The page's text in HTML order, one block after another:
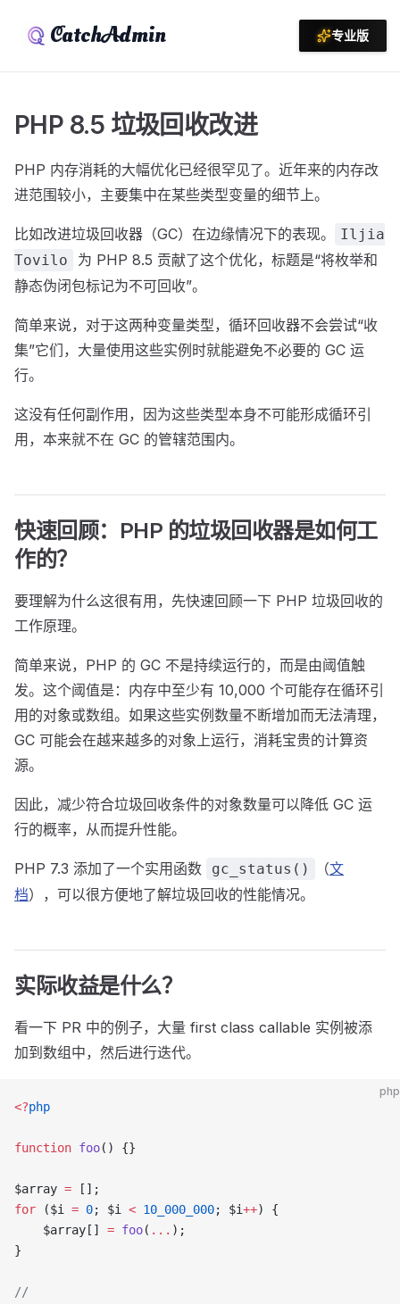
CatchAdmin 专业版
PHP 8.5 垃圾回收改进
PHP 内存消耗的大幅优化已经很罕见了。近年来的内存改
进范围较小，主要集中在某些类型变量的细节上。
比如改进垃圾回收器（GC）在边缘情况下的表现。
Iljia
Tovilo
为 PHP 8.5 贡献了这个优化，标题是“将枚举和
静态伪闭包标记为不可回收”。
简单来说，对于这两种变量类型，循环回收器不会尝试“收
集”它们，大量使用这些实例时就能避免不必要的 GC 运
行。
这没有任何副作用，因为这些类型本身不可能形成循环引
用，本来就不在 GC 的管辖范围内。
快速回顾：PHP 的垃圾回收器是如何工
作的？
要理解为什么这很有用，先快速回顾一下 PHP 垃圾回收的
工作原理。
简单来说，PHP 的 GC 不是持续运行的，而是由阈值触
发。这个阈值是：内存中至少有 10,000 个可能存在循环引
用的对象或数组。如果这些实例数量不断增加而无法清理，
GC 可能会在越来越多的对象上运行，消耗宝贵的计算资
源。
因此，减少符合垃圾回收条件的对象数量可以降低 GC 运
行的概率，从而提升性能。
PHP 7.3 添加了一个实用函数 gc_status() （文
档），可以很方便地了解垃圾回收的性能情况。
实际收益是什么？
看一下 PR 中的例子，大量 first class callable 实例被添
加到数组中，然后进行迭代。
php
<?php
function foo() {}
$array = [];
for ($i = 0; $i < 10_000_000; $i++) {
    $array[]
= foo( ... );
}
//